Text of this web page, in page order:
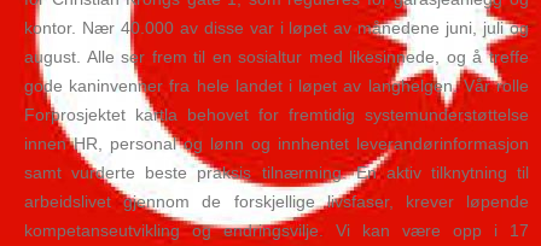
kontor. Nær 40.000 av disse var i løpet av månedene juni, juli og
august. Alle ser frem til en sosialtur med likesinnede, og å treffe
gode kaninvenner fra hele landet i løpet av langhelgen. Vår rolle
Forprosjektet kartla behovet for fremtidig systemunderstøttelse
innen HR, personal og lønn og innhentet leverandørinformasjon
samt vurderte beste praksis tilnærming. En aktiv tilknytning til
arbeidslivet gjennom de forskjellige livsfaser, krever løpende
kompetanseutvikling og endringsvilje. Vi kan være opp i 17